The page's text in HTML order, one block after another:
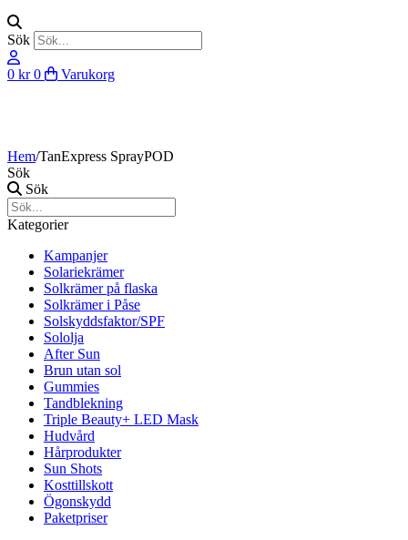
Sök
0 kr 0 Varukorg
Hem/TanExpress SprayPOD
Sök
Sök
Kategorier
Kampanjer
Solariekrämer
Solkrämer på flaska
Solkrämer i Påse
Solskyddsfaktor/SPF
Sololja
After Sun
Brun utan sol
Gummies
Tandblekning
Triple Beauty+ LED Mask
Hudvård
Hårprodukter
Sun Shots
Kosttillskott
Ögonskydd
Paketpriser